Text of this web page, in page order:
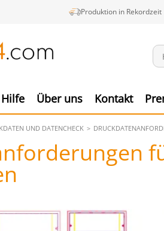
Produktion in Rekordzeit
Über uns Kontakt
UND DATENCHECK